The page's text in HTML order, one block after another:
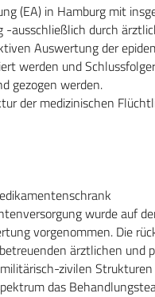
(EA) in Hamburg mit
ausschließlich durch
Auswertung der
werden und
gezogen werden.
der medizinischen
wurde auf
vorgenommen. Die
ärztlichen und
zivilen
das